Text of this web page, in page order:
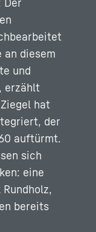
an diesem
und
erzählt
hat
der
auftürmt.
sich
eine
bereits